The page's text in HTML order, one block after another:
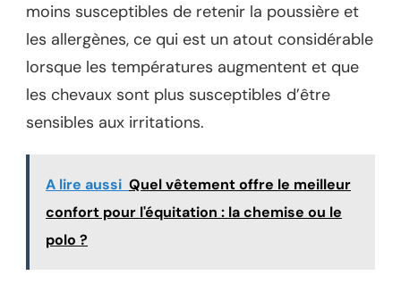
moins susceptibles de retenir la poussière et
les allergènes, ce qui est un atout considérable
lorsque les températures augmentent et que
les chevaux sont plus susceptibles d’être
sensibles aux irritations.
A lire aussi Quel vêtement offre le meilleur
confort pour l'équitation : la chemise ou le
polo ?